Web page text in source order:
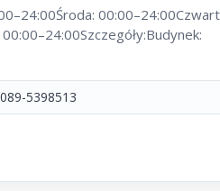
089-5398513